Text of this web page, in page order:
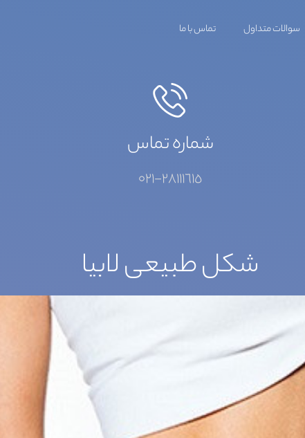
سوالات متداول تماس با ما
شماره تماس
٢٨١١١٦١٥-٠٢١
شکل طبیعی لابیا